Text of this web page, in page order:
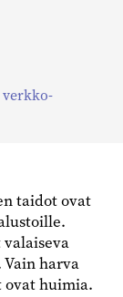
verkko-
taidot ovat
harva
ovat huimia.